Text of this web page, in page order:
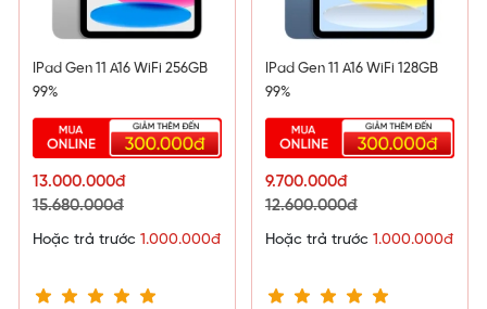
IPad Gen 11 A16 WiFi 256GB
99%
13.000.000đ
15.680.000đ
Hoặc trả trước 1.000.000đ
IPad Gen 11 A16 WiFi 128GB
99%
9.700.000đ
12.600.000đ
Hoặc trả trước 1.000.000đ